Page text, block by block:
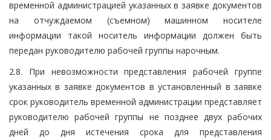
временной администрацией указанных в заявке документов
на отчуждаемом (съемном) машинном носителе
информации такой носитель информации должен быть
передан руководителю рабочей группы нарочным.
2.8. При невозможности представления рабочей группе
указанных в заявке документов в установленный в заявке
срок руководитель временной администрации представляет
руководителю рабочей группы не позднее двух рабочих
дней до дня истечения срока для представления